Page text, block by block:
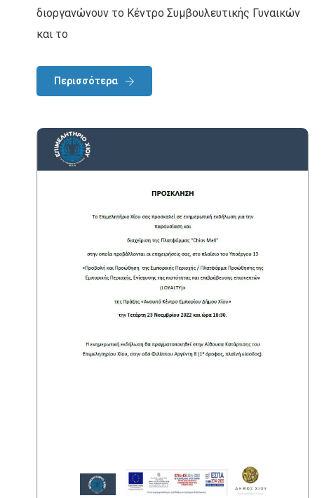
διοργανώνουν το Κέντρο Συμβουλευτικής Γυναικών
και το
Περισσότερα